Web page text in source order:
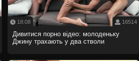
16514
18:08
Дивитися порно відео: молоденьку
Джину трахають у два стволи